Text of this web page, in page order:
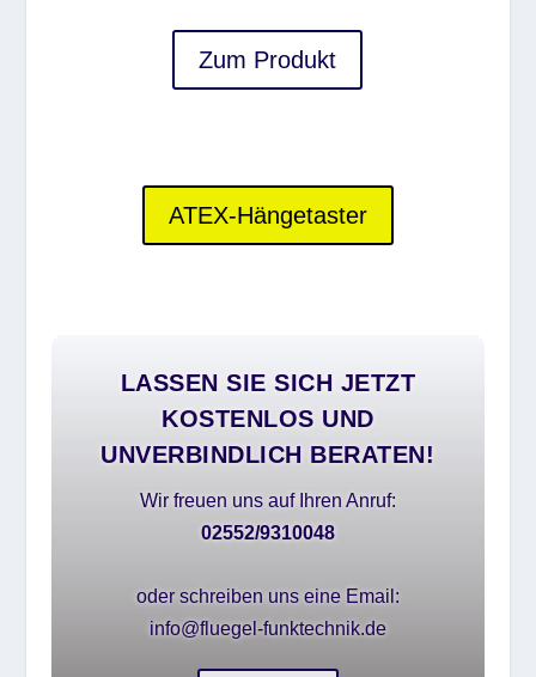
Zum Produkt
ATEX-Hängetaster
LASSEN SIE SICH JETZT
KOSTENLOS UND
UNVERBINDLICH BERATEN!
Wir freuen uns auf Ihren Anruf:
02552/9310048
oder schreiben uns eine Email:
info@fluegel-funktechnik.de